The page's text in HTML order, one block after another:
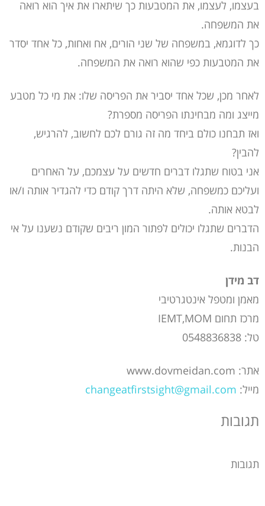
בעצמו, לעצמו, את המטבעות כך שיתארו את איך הוא רואה
את המשפחה.
כך לדוגמא, במשפחה של שני הורים, אח ואחות, כל אחד יסדר
את המטבעות כפי שהוא רואה את המשפחה.
לאחר מכן, שכל אחד יסביר את הפריסה שלו: את מי כל מטבע
מייצג ומה מבחינתו הפריסה מספרת?
ואז תבחנו כולם ביחד מה זה גורם לכם לחשוב, להרגיש,
להבין?
אני בטוח שתגלו דברים חדשים על עצמכם, על האחרים
ועליכם כמשפחה, שלא היתה דרך קודם כדי להגדיר אותה ו/או
לבטא אותה.
הדברים שתגלו יכולים לפתור המון ריבים שקודם נשענו על אי
הבנות.
דב מידן
מאמן ומטפל אינטגרטיבי
מרכז תחום IEMT,MOM
טל: 0548836838
אתר: www.dovmeidan.com
מייל: changeatfirstsight@gmail.com
תגובות
תגובות